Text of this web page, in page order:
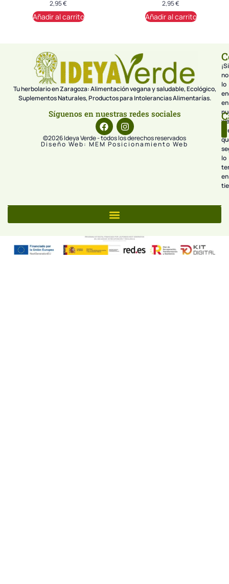
2,95€
Añadir al carrito
2,95€
Añadir al carrito
Tu herbolario en Zaragoza: Alimentación vegana y saludable, Ecológico,
Suplementos Naturales, Productos para Intolerancias Alimentarías.
Síguenos en nuestras redes sociales
©2026 Ideya Verde - todos los derechos reservados
Diseño Web: MEM Posicionamiento Web
¡Si
no
lo
en
lo
en